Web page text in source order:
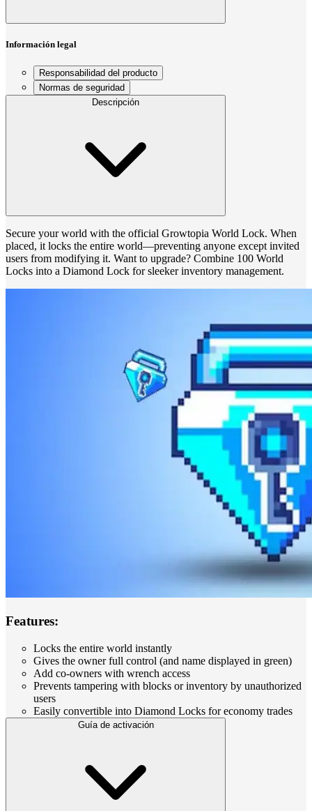
Información legal
Responsabilidad del producto
Normas de seguridad
Descripción
Secure your world with the official Growtopia World Lock. When
placed, it locks the entire world—preventing anyone except invited
users from modifying it. Want to upgrade? Combine 100 World
Locks into a Diamond Lock for sleeker inventory management.
Features:
Locks the entire world instantly
Gives the owner full control (and name displayed in green)
Add co‑owners with wrench access
Prevents tampering with blocks or inventory by unauthorized
users
Easily convertible into Diamond Locks for economy trades
Guía de activación